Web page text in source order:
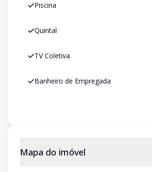
Piscina
Quintal
TV Coletiva
Banheiro de Empregada
Mapa do imóvel